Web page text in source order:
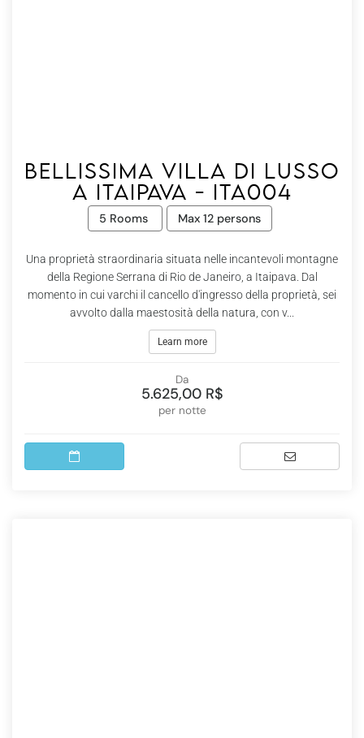
Bellissima villa di lusso
a Itaipava - Ita004
5 Rooms Max 12 persons
Una proprietà straordinaria situata nelle incantevoli montagne
della Regione Serrana di Rio de Janeiro, a Itaipava. Dal
momento in cui varchi il cancello d'ingresso della proprietà, sei
avvolto dalla maestosità della natura, con v...
Learn more
Da
5.625,00 R$
per notte